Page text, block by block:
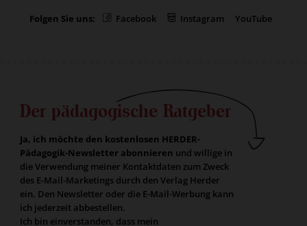
Folgen Sie uns: Facebook Instagram YouTube
Der pädagogische Ratgeber
Ja, ich möchte den kostenlosen HERDER-
Pädagogik-Newsletter abonnieren und willige in
die Verwendung meiner Kontaktdaten zum Zweck
des E-Mail-Marketings durch den Verlag Herder
ein. Den Newsletter oder die E-Mail-Werbung kann
ich jederzeit abbestellen.
Ich bin einverstanden, dass mein